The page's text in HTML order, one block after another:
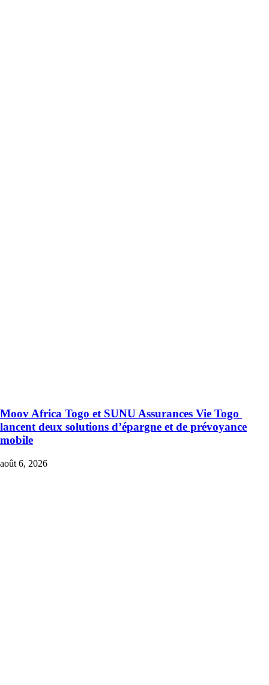
Moov Africa Togo et SUNU Assurances Vie Togo
lancent deux solutions d’épargne et de prévoyance
mobile
août 6, 2026